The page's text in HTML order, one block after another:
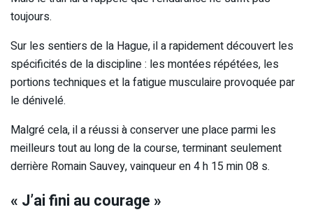
toujours.
Sur les sentiers de la Hague, il a rapidement découvert les
spécificités de la discipline : les montées répétées, les
portions techniques et la fatigue musculaire provoquée par
le dénivelé.
Malgré cela, il a réussi à conserver une place parmi les
meilleurs tout au long de la course, terminant seulement
derrière Romain Sauvey, vainqueur en 4 h 15 min 08 s.
« J’ai fini au courage »